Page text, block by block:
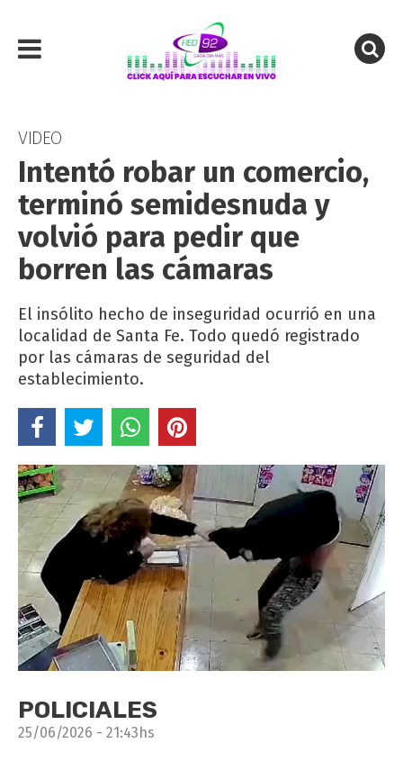
VIDEO
Intentó robar un comercio,
terminó semidesnuda y
volvió para pedir que
borren las cámaras
El insólito hecho de inseguridad ocurrió en una
localidad de Santa Fe. Todo quedó registrado
por las cámaras de seguridad del
establecimiento.
POLICIALES
25/06/2026 - 21:43hs